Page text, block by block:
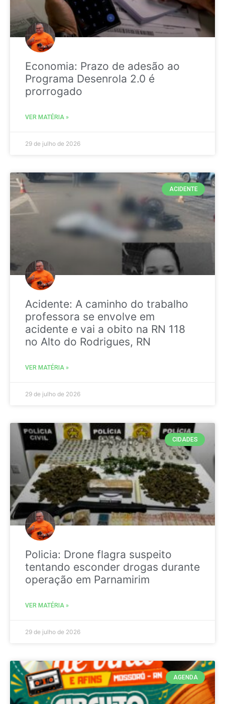
Economia: Prazo de adesão ao
Programa Desenrola 2.0 é
prorrogado
VER MATÉRIA »
29 de julho de 2026
ACIDENTE
Acidente: A caminho do trabalho
professora se envolve em
acidente e vai a obito na RN 118
no Alto do Rodrigues, RN
VER MATÉRIA »
29 de julho de 2026
CIDADES
Policia: Drone flagra suspeito
tentando esconder drogas durante
operação em Parnamirim
VER MATÉRIA »
29 de julho de 2026
AGENDA